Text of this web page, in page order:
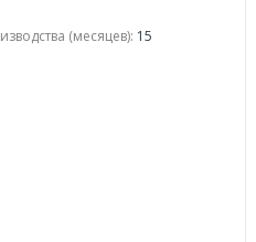
(месяцев): 15